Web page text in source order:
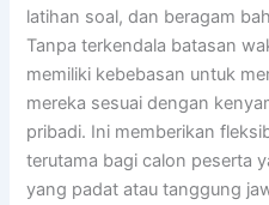
latihan soal, dan beragam
Tanpa terkendala batasan
memiliki kebebasan untuk
mereka sesuai dengan
pribadi. Ini memberikan
terutama bagi calon peserta
yang padat atau tanggung